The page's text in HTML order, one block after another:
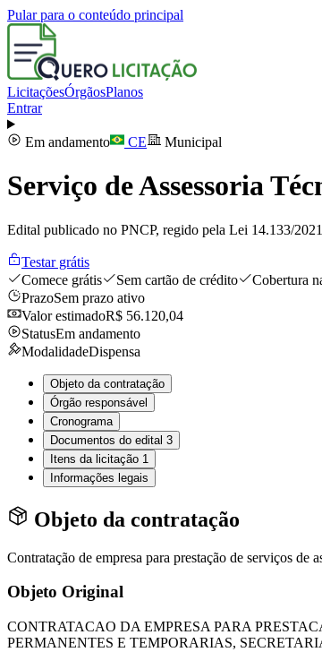
Pular para o conteúdo principal
LicitaçõesÓrgãosPlanos
Entrar
Em andamento CE Municipal
Serviço de Assessoria
Edital publicado no PNCP, regido pela Lei 14.133/
Testar grátis
Comece grátis
Sem cartão de crédito
Cobertura
PrazoSem prazo ativo
Valor estimadoR$ 56.120,04
StatusEm andamento
ModalidadeDispensa
Objeto da contratação
Órgão responsável
Cronograma
Documentos do edital 3
Itens da licitação 1
Informações legais
Objeto da contratação
Contratação de empresa para prestação de serviços
Objeto Original
CONTRATACAO DA EMPRESA PARA
PERMANENTES E TEMPORARIAS,